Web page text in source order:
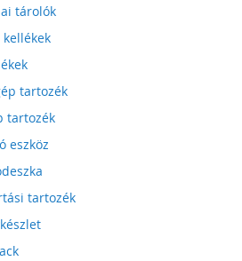
tárolók
tartozék
tartozék
eszköz
tartozék